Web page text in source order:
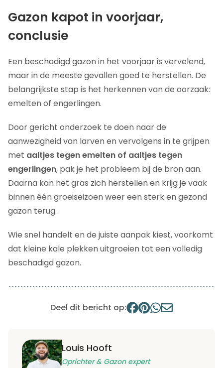
Gazon kapot in voorjaar,
conclusie
Een beschadigd gazon in het voorjaar is vervelend,
maar in de meeste gevallen goed te herstellen. De
belangrijkste stap is het herkennen van de oorzaak:
emelten of engerlingen.
Door gericht onderzoek te doen naar de
aanwezigheid van larven en vervolgens in te grijpen
met aaltjes tegen emelten of aaltjes tegen
engerlingen, pak je het probleem bij de bron aan.
Daarna kan het gras zich herstellen en krijg je vaak
binnen één groeiseizoen weer een sterk en gezond
gazon terug.
Wie snel handelt en de juiste aanpak kiest, voorkomt
dat kleine kale plekken uitgroeien tot een volledig
beschadigd gazon.
Deel dit bericht op:
Louis Hooft
Oprichter & Gazon expert